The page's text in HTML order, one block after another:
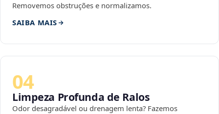
Removemos obstruções e normalizamos.
SAIBA MAIS
04
Limpeza Profunda de Ralos
Odor desagradável ou drenagem lenta? Fazemos